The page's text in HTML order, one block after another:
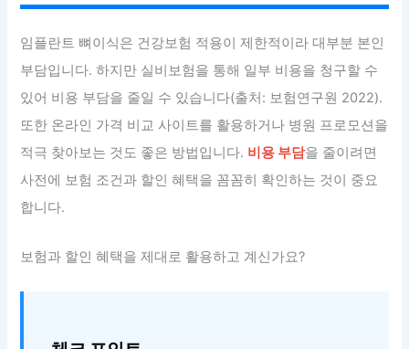
임플란트 뼈이식은 건강보험 적용이 제한적이라 대부분 본인
부담입니다. 하지만 실비보험을 통해 일부 비용을 청구할 수
있어 비용 부담을 줄일 수 있습니다(출처: 보험연구원 2022).
또한 온라인 가격 비교 사이트를 활용하거나 병원 프로모션을
적극 찾아보는 것도 좋은 방법입니다. 비용 부담을 줄이려면
사전에 보험 조건과 할인 혜택을 꼼꼼히 확인하는 것이 중요
합니다.
보험과 할인 혜택을 제대로 활용하고 계신가요?